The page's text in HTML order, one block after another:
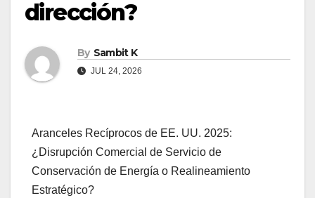
dirección?
By Sambit K
JUL 24, 2026
Aranceles Recíprocos de EE. UU. 2025:
¿Disrupción Comercial de Servicio de
Conservación de Energía o Realineamiento
Estratégico?